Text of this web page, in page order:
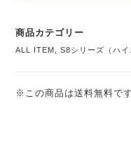
商品カテゴリー
ALL ITEM ,S8シリーズ（ハイ
※この商品は送料無料です